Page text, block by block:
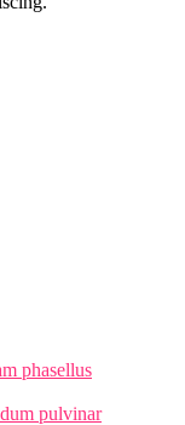
phasellus
pulvinar